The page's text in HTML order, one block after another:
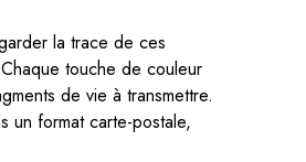
la trace de ces
touche de couleur
de vie à transmettre.
un format carte-postale,